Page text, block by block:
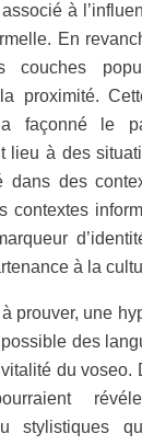
à
En
la proximité.
façonné le
lieu à des
des
contextes
à la
prouver, une
des
du voseo.
stylistiques